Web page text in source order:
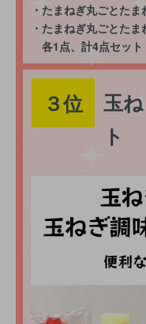
・たまねぎ丸ごとたま
・たまねぎ丸ごとたま
各1点、計4点セット
３位
玉
ト